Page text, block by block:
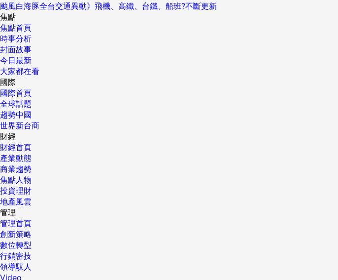
颱風白海豚全台交通異動》飛機、高鐵、台鐵、船班?不斷更新
焦點
焦點首頁
時事分析
封面故事
今日最新
大家都在看
國際
國際首頁
全球話題
趨勢中國
世界新台商
財經
財經首頁
產業動態
商業趨勢
焦點人物
投資理財
地產風雲
管理
管理首頁
創新策略
數位轉型
行銷密技
領導馭人
Video